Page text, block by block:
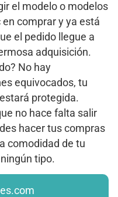
el modelo o modelos
comprar y ya está
el pedido llegue a
adquisición.
No hay
equivocados, tu
protegida.
no hace falta salir
hacer tus compras
comodidad de tu
tipo.